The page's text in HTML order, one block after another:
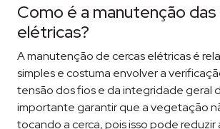
Como é a manutenção
elétricas?
A manutenção de cercas elétricas é
simples e costuma envolver a
tensão dos fios e da integridade geral
importante garantir que a vegetação
tocando a cerca, pois isso pode reduzir